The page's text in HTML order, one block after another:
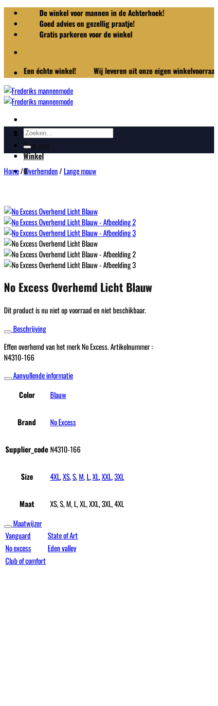
naar
inhoud
De winkel voor mannen in de Achterhoek!
Goed advies en gezellig praatje!
Gratis parkeren voor de winkel
Een échte winkel! Wij leveren uit onze eigen winkelvoorraad!
Merken
Over ons
Winkel
0
Zoeken
naar:
Home/Overhemden/ Lange mouw
No Excess Overhemd Licht Blauw
Dit product is nu niet op voorraad en niet beschikbaar.
Beschrijving
Effen overhemd van het merk No Excess. Artikelnummer :
N4310-166
Aanvullende informatie
Color
Blauw
Brand No Excess
Supplier_code N4310-166
Size 4XL,XS,S,M,L,XL,XXL,3XL
Maat
XS, S, M, L, XL, XXL, 3XL, 4XL
Maatwijzer
Vanguard
State of Art
No excess
Eden valley
Club of comfort